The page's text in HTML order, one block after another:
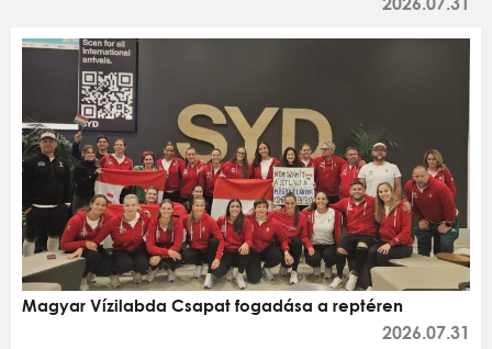
Magyar Vízilabda Csapat fogadása a reptéren
2026.07.31